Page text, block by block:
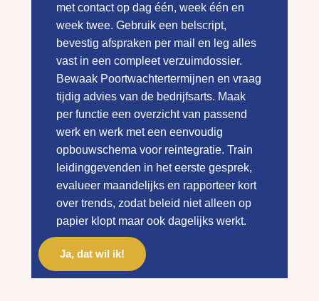
met contact op dag één, week één en
week twee. Gebruik een belscript,
bevestig afspraken per mail en leg alles
vast in een compleet verzuimdossier.
Bewaak Poortwachtertermijnen en vraag
tijdig advies van de bedrijfsarts. Maak
per functie een overzicht van passend
werk en werk met een eenvoudig
opbouwschema voor reintegratie. Train
leidinggevenden in het eerste gesprek,
evalueer maandelijks en rapporteer kort
over trends, zodat beleid niet alleen op
papier klopt maar ook dagelijks werkt.
Ja, dat wil ik!